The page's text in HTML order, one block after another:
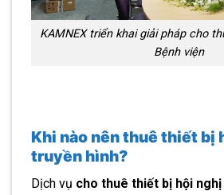
KAMNEX triển khai giải pháp cho
Bệnh viện
Khi nào nên thuê thiết bị
truyền hình?
Dịch vụ cho thuê thiết bị hội